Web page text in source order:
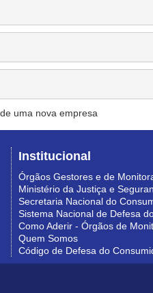
uma nova empresa
Institucional
Órgãos Gestores e de
Ministério da Justiça e
Secretaria Nacional do
Sistema Nacional de Defesa
Como Aderir - Órgãos de
Quem Somos
Código de Defesa do